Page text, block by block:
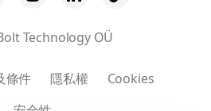
Technology OÜ
條件 隱私權
Cookies